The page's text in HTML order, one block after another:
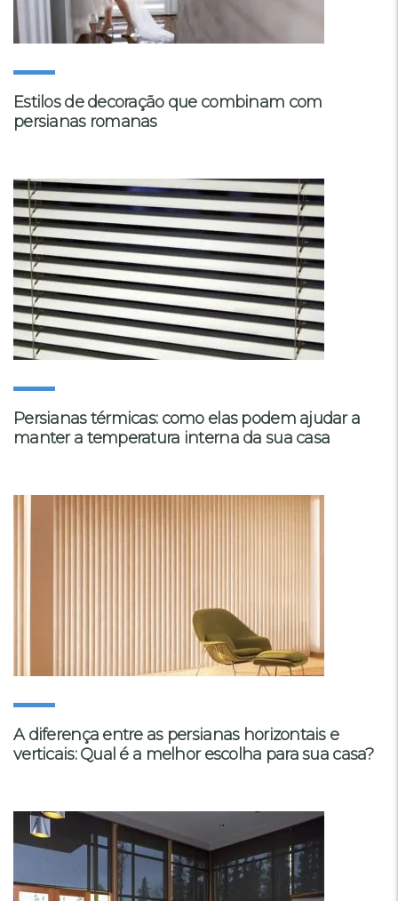
Estilos de decoração que combinam com
persianas romanas
Persianas térmicas: como elas podem ajudar a
manter a temperatura interna da sua casa
A diferença entre as persianas horizontais e
verticais: Qual é a melhor escolha para sua casa?